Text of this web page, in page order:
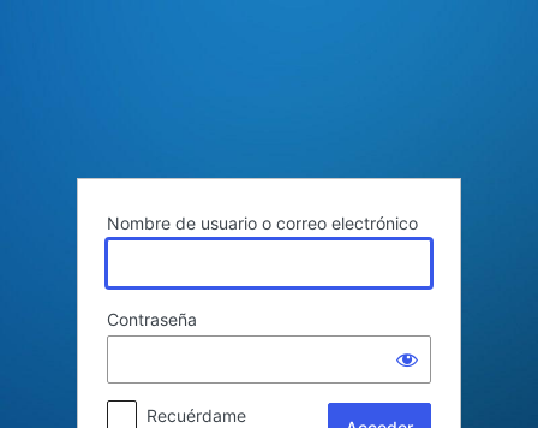
Nombre de usuario o correo electrónico
Contraseña
Recuérdame